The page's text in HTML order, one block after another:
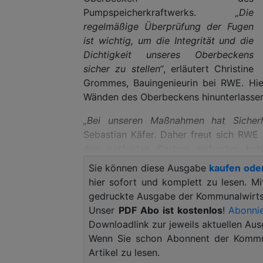
Pumpspeicherkraftwerks. „Die
regelmäßige Überprüfung der Fugen
ist wichtig, um die Integrität und die
Dichtigkeit unseres Oberbeckens
sicher zu stellen“, erläutert Christine
Grommes, Bauingenieurin bei RWE.
Wänden des Oberbeckens
„Bei unseren Maßnahmen hat
Sebastian Käfer. Daher freut sich
Rettungsboot im Oberbecken ab. Im
„Ich habe mir extra Urlaub genommen,
DLRG Herdecke.„Die Möglichkeit auf
ich mir nicht entgehen lassen“, freut er
Übung. Aber RWE unterstützt die
finanziell.„Die DLRG leistet eine
der Lebensrettung. Da freuen wir uns,
Sie können diese Ausgabe kaufen
hier sofort und komplett zu lesen.
gedruckte Ausgabe der
Unser PDF Abo ist kostenlos!
Downloadlink zur jeweils aktuellen
Wenn Sie schon Abonnent der
Artikel zu lesen.